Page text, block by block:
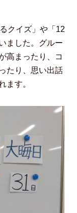
クイズ」や「12
ました。グルー
高まったり、コ
たり、思い出話
ます。